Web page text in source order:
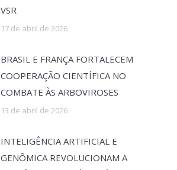
VSR
17 de abril de 2026
BRASIL E FRANÇA FORTALECEM
COOPERAÇÃO CIENTÍFICA NO
COMBATE ÀS ARBOVIROSES
13 de abril de 2026
INTELIGÊNCIA ARTIFICIAL E
GENÔMICA REVOLUCIONAM A